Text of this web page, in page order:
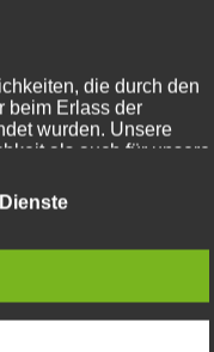
die durch den
beim Erlass der
wurden. Unsere
als auch für unsere
anderem die